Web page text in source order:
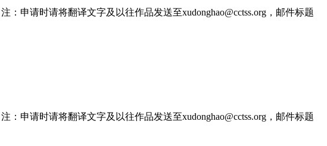
申请时请将翻译文字及以往作品发送至xudonghao@cctss.org，邮件标题
申请时请将翻译文字及以往作品发送至xudonghao@cctss.org，邮件标题